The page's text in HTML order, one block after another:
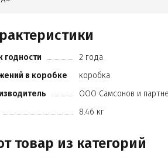
годности
2 года
в коробке
коробка
ООО Самсонов и
8.46 кг
товар из категорий